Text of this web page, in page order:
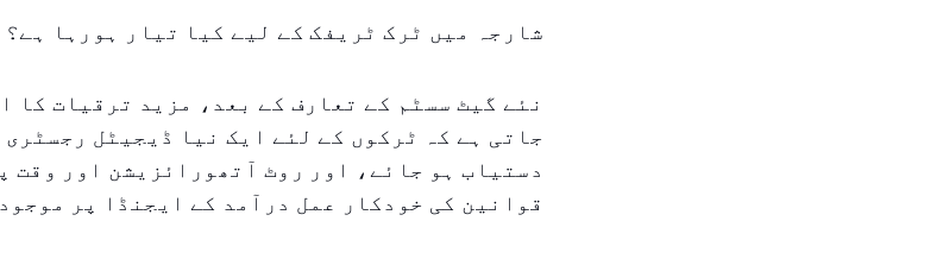
شارجہ میں ٹرک ٹریفک کے لیے کیا تیار ہورہا ہے؟
نئے گیٹ سسٹم کے تعارف کے بعد، مزید ترقیات کا
جاتی ہے کہ ٹرکوں کے لئے ایک نیا ڈیجیٹل
دستیاب ہو جائے، اور روٹ آتھورائزیشن اور وقت
قوانین کی خودکار عمل درآمد کے ایجنڈا پر